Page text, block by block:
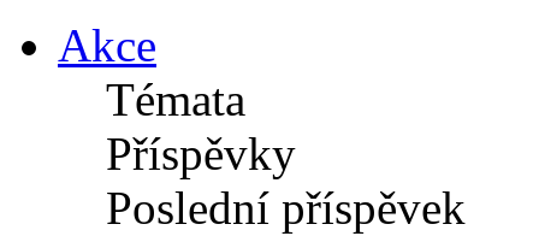
Akce
Témata
Příspěvky
Poslední příspěvek